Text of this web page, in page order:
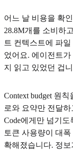
어느 날 비용을 확
28.8M개를 소비하
트 컨텍스트에 파
었어요. 에이전트
지 읽고 있었던 겁
Context budget 원
로와 요약만 전달
Code에게만 넘기
토큰 사용량이 대
확해졌습니다. 정